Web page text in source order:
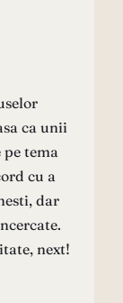
ca unii
tema
cu a
dar
next!